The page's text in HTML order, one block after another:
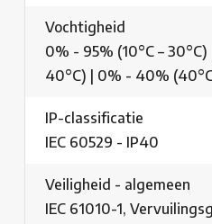
Vochtigheid
0% - 95% (10°C –
40°C) | 0% - 40% (40°C
IP-classificatie
IEC 60529 - IP40
Veiligheid - algemeen
IEC 61010-1,